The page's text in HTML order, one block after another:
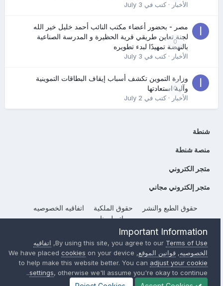
الأخبار· كتب في July 3
0
مصر - بحضور أعضاء مكتب النائب أحمد خليل خير الله
لجنة تعاين طريقي قرية الحظيرة و المدرسة الصناعية
بالنهضة تمهيدًا لبدء تطويره
الأخبار· كتب في July 3
0
وزارة التموين تكشف أسباب إيقاف البطاقات التموينية
وآلية استعادتها
الأخبار· كتب في July 2
شنطة
منصة شنطة
متجر الكتروني
متجر إلكتروني مجاني
حقوق الطبع والنشر حقوق الملكية
اتفاقيه الخصوصيه
إتصل بنا
Powered by Invision CommunityImportant Information
By using this site, you agree to ourTerms of Use
, اتفاقيه
الخصوصيه, قوانين الموقع, We have placed
cookies on your device
to help make this website better. You canadjust your cookie
settings , otherwise we'll assume you're okay to continue..